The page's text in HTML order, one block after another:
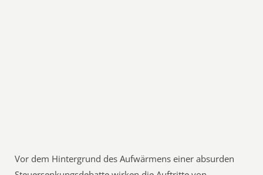
Vor dem Hintergrund des Aufwärmens einer absurden